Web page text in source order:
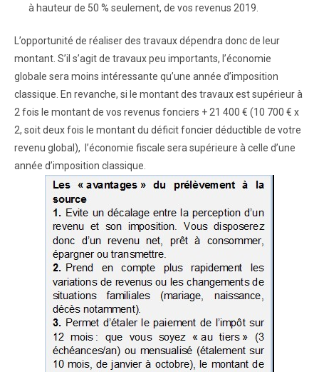
à hauteur de 50 % seulement, de vos revenus 2019.
L’opportunité de réaliser des travaux dépendra donc de leur
montant. S’il s’agit de travaux peu importants, l’économie
globale sera moins intéressante qu’une année d’imposition
classique. En revanche, si le montant des travaux est supérieur à
2 fois le montant de vos revenus fonciers + 21 400 € (10 700 € x
2, soit deux fois le montant du déficit foncier déductible de votre
revenu global), l’économie fiscale sera supérieure à celle d’une
année d’imposition classique.